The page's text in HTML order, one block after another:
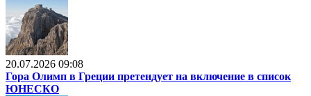
20.07.2026 09:08
Гора Олимп в Греции претендует на включение в список
ЮНЕСКО